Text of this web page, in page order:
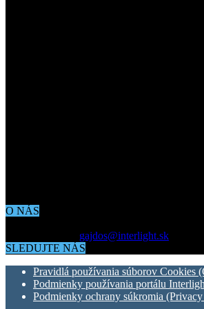
O NÁS
gajdos@interlight.sk
SLEDUJTE NÁS
Pravidlá používania súborov Cookies
Podmienky používania portálu
Podmienky ochrany súkromia